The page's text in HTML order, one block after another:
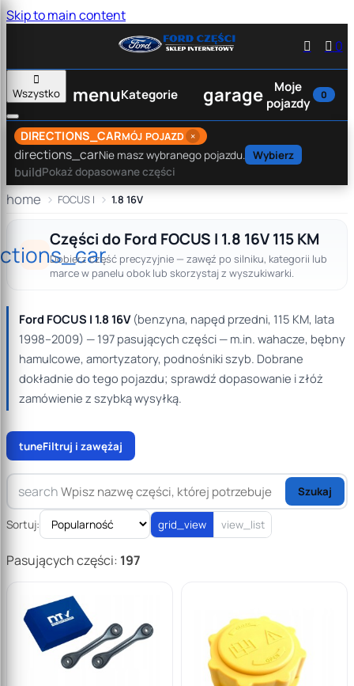
Skip to main content

 0

Wszystko
menuKategorie garage
Moje
pojazdy
0
DIRECTIONS_CARMÓJ POJAZD ×
directions_carNie masz wybranego pojazdu. Wybierz
buildPokaż dopasowane części
home FOCUS I 1.8 16V
Części do Ford FOCUS I 1.8 16V 115 KM
Dobierz część precyzyjnie — zawęź po silniku, kategorii lub
marce w panelu obok lub skorzystaj z wyszukiwarki.
Ford FOCUS I 1.8 16V(benzyna, napęd przedni, 115 KM, lata
1998–2009) — 197 pasujących części — m.in. wahacze, bębny
hamulcowe, amortyzatory, podnośniki szyb. Dobrane
dokładnie do tego pojazdu; sprawdź dopasowanie i złóż
zamówienie z szybką wysyłką.
tuneFiltruj i zawężaj
search Szukaj
Sortuj: grid_view view_list
Pasujących części: 197